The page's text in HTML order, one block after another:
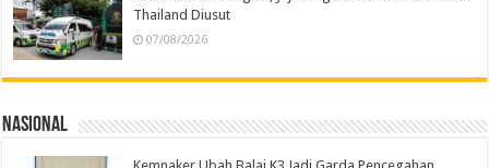
Thailand Diusut
07/08/2026
Nasional